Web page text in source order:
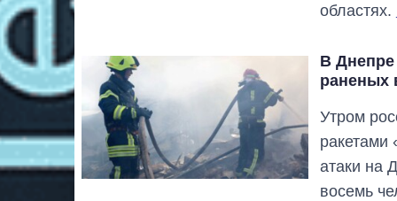
областях.
В
раненых
Утром
ракетами
атаки на
восемь